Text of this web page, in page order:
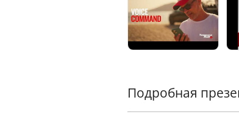
Tessera Roll+ оснащена
алюминиевыми
которые усилены
Двойная система
Подробная